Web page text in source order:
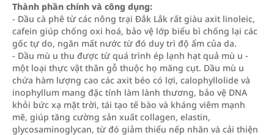
Thành phần chính và công dụng:
- Dầu cà phê từ các nông trại Đắk Lắk rất giàu axit linoleic,
cafein giúp chống oxi hoá, bảo vệ lớp biểu bì chống lại các
gốc tự do, ngăn mất nước từ đó duy trì độ ẩm của da.
- Dầu mù u thu được từ quá trình ép lạnh hạt quả mù u -
một loại thực vật thân gỗ thuộc họ măng cụt. Dầu mù u
chứa hàm lượng cao các axit béo có lợi, calophyllolide và
inophyllum mang đặc tính làm lành thương, bảo vệ DNA
khỏi bức xạ mặt trời, tái tạo tế bào và kháng viêm mạnh
mẽ, giúp tăng cường sản xuất collagen, elastin,
glycosaminoglycan, từ đó giảm thiểu nếp nhăn và cải thiện